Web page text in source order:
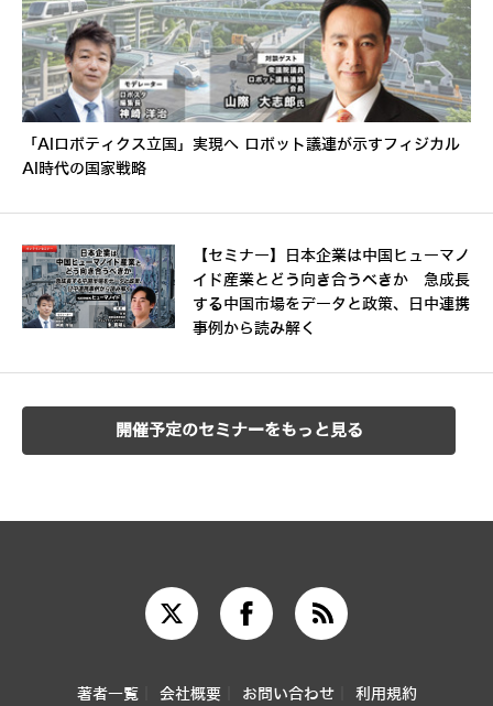
「AIロボティクス立国」実現へ ロボット議連が示すフィジカル
AI時代の国家戦略
【セミナー】日本企業は中国ヒューマノ
イド産業とどう向き合うべきか 急成長
する中国市場をデータと政策、日中連携
事例から読み解く
開催予定のセミナーをもっと見る
著者一覧 会社概要 お問い合わせ 利用規約